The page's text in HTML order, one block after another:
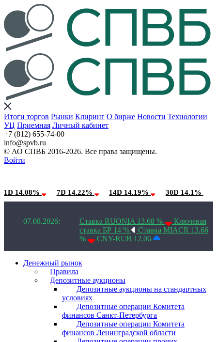
Итоги торгов Рынки Клиринг О бирже Новости Технологии
УЦ Приемная Личный кабинет
+7 (812) 655-74-00
info@spvb.ru
© АО СПВБ 2016-2026. Все права защищены.
Войти
1D 14.08% 7D 14.22% 14D 14.19% 30D 14.1%
07.08.2026: Ставка RUONIA 13.68 %
Ключевая
ставка БР 14 %
Ставка MIACR 13.66
%
CNY-RUB 12.06
Денежный рынок
Правила
Депозитные аукционы
Депозитные аукционы на стандартных
условиях
Депозитные операции Комитета
финансов Санкт-Петербурга
Депозитные операции Комитета
финансов Ленинградской области